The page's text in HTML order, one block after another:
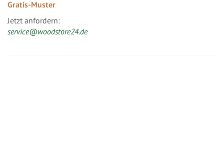
Gratis-Muster
Jetzt anfordern:
service@woodstore24.de